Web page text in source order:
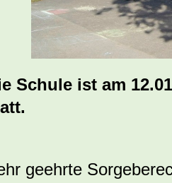
Schule ist am
geehrte